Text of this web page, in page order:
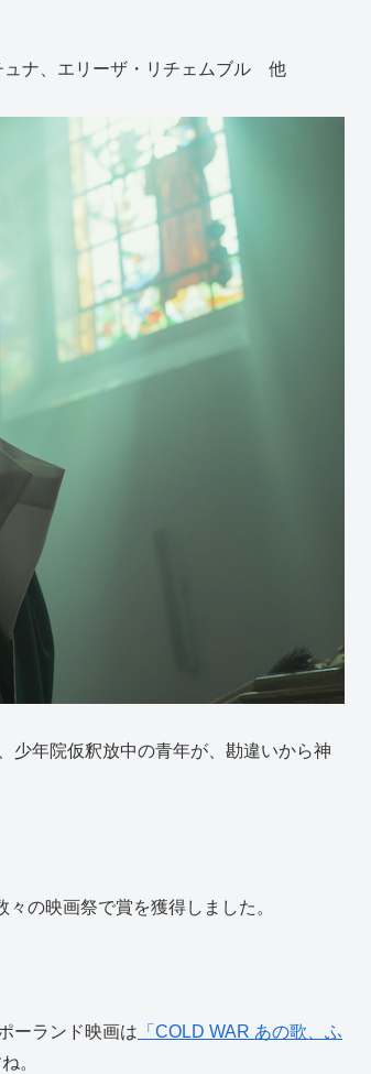
ュナ、エリーザ・リチェムブル 他
少年院仮釈放中の青年が、勘違いから神
の映画祭で賞を獲得しました。
ーランド映画は 「COLD WAR あの歌、ふ
。